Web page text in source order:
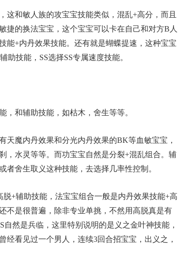
这和敏人族的攻宝宝技能类似，混乱+高分，而且
捷的换法宝宝，这个宝宝可以卡在自己和对方B人
能+内丹效果技能。还有就是蝴蝶提速，这种宝宝
技能，SS选择SS专属速度技能。
，和辅助技能，如枯木，舍生等等。
天魔内丹效果和分光内丹效果的BK等血敏宝宝，
，水灵等等。而功宝宝自然是分裂+混乱组合。辅
者舍生取义这种技能，去选择几率性控制。
+辅助技能，法宝宝组合一般是内丹效果技能+高
不是很普遍，除非专业单挑，不然用高脱真是有
然是兵临，这里特别说明的是义之金叶神技能，
经看见过一个男人，连续3回合招宝宝，出义之，